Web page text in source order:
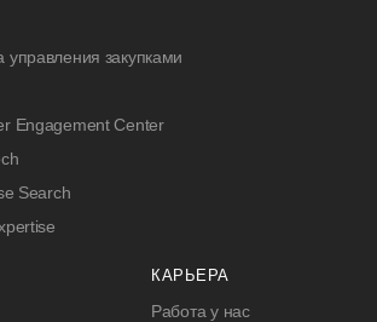
закупками
Engagement Center
Search
КАРЬЕРА
Работа у нас